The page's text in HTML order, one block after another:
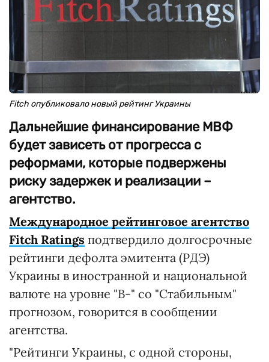
Fitch опубликовало новый рейтинг Украины
Дальнейшие финансирование МВФ
будет зависеть от прогресса с
реформами, которые подвержены
риску задержек и реализации –
агентство.
Международное рейтинговое агентство
Fitch Ratings подтвердило долгосрочные
рейтинги дефолта эмитента (РДЭ)
Украины в иностранной и национальной
валюте на уровне "B-" со "Стабильным"
прогнозом, говорится в сообщении
агентства.
"Рейтинги Украины, с одной стороны,